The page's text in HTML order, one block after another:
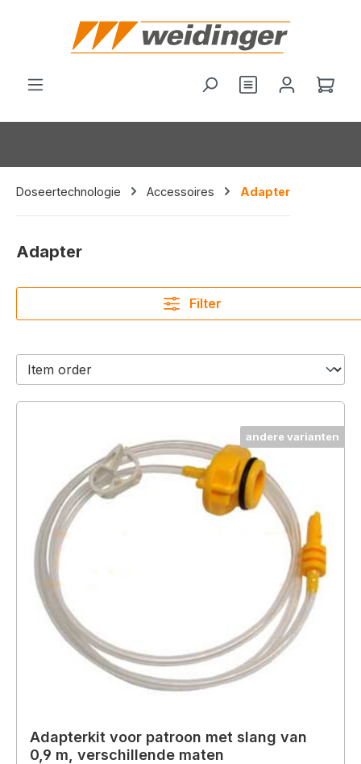
Je hebt 0 items
Doseertechnologie Accessoires Adapter
Adapter
Filter
andere varianten
Adapterkit voor patroon met slang van
0,9 m, verschillende maten